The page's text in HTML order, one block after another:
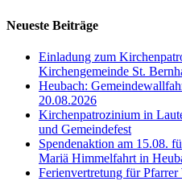
Neueste Beiträge
Einladung zum
Kirchengemeinde St.
Heubach:
20.08.2026
Kirchenpatrozinium in
und Gemeindefest
Spendenaktion am 15.08.
Mariä Himmelfahrt in
Ferienvertretung für Pfarrer